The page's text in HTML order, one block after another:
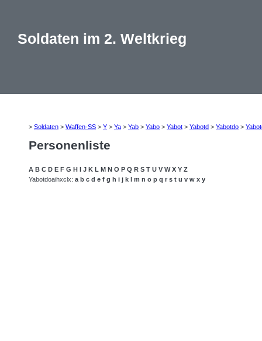
Soldaten im 2. Weltkrieg
> Soldaten > Waffen-SS > Y > Ya > Yab > Yabo > Yabot > Yabotd > Yabotdo >
Personenliste
A B C D E F G H I J K L M N O P Q R S T U V W X Y Z
Yabotdoaihxclx: a b c d e f g h i j k l m n o p q r s t u v w x y